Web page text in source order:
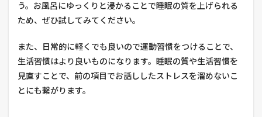
う。お風呂にゆっくりと浸かることで睡眠の質を上げられる
ため、ぜひ試してみてください。
また、日常的に軽くでも良いので運動習慣をつけることで、
生活習慣はより良いものになります。睡眠の質や生活習慣を
見直すことで、前の項目でお話ししたストレスを溜めないこ
とにも繋がります。